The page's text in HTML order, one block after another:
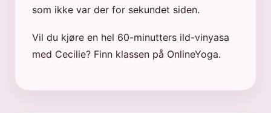
som ikke var der for sekundet siden.
Vil du kjøre en hel 60-minutters ild-vinyasa
med Cecilie? Finn klassen på OnlineYoga.